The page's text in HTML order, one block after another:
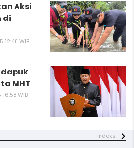
Aksi
di
12:48 WIB
MHT
WIB
indeks